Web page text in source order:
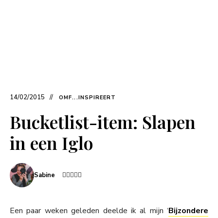
14/02/2015 OMF...INSPIREERT
Bucketlist-item: Slapen
in een Iglo
Sabine
Een paar weken geleden deelde ik al mijn ‘Bijzondere